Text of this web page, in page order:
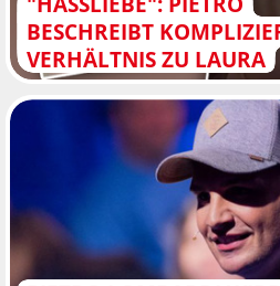
BESCHREIBT
VERHÄLTNIS ZU LAURA